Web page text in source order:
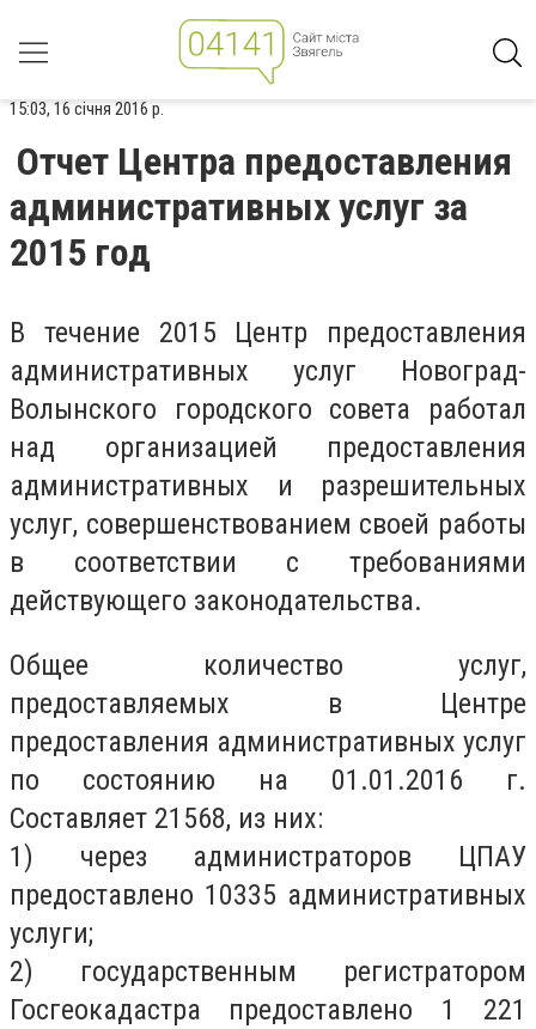
15:03, 16 січня 2016 р.
Отчет Центра предоставления
административных услуг за
2015 год
В течение 2015 Центр предоставления
административных услуг Новоград-
Волынского городского совета работал
над организацией предоставления
административных и разрешительных
услуг, совершенствованием своей работы
в соответствии с требованиями
действующего законодательства.
Общее количество услуг,
предоставляемых в Центре
предоставления административных услуг
по состоянию на 01.01.2016 г.
Составляет 21568, из них:
1) через администраторов ЦПАУ
предоставлено 10335 административных
услуги;
2) государственным регистратором
Госгеокадастра предоставлено 1 221